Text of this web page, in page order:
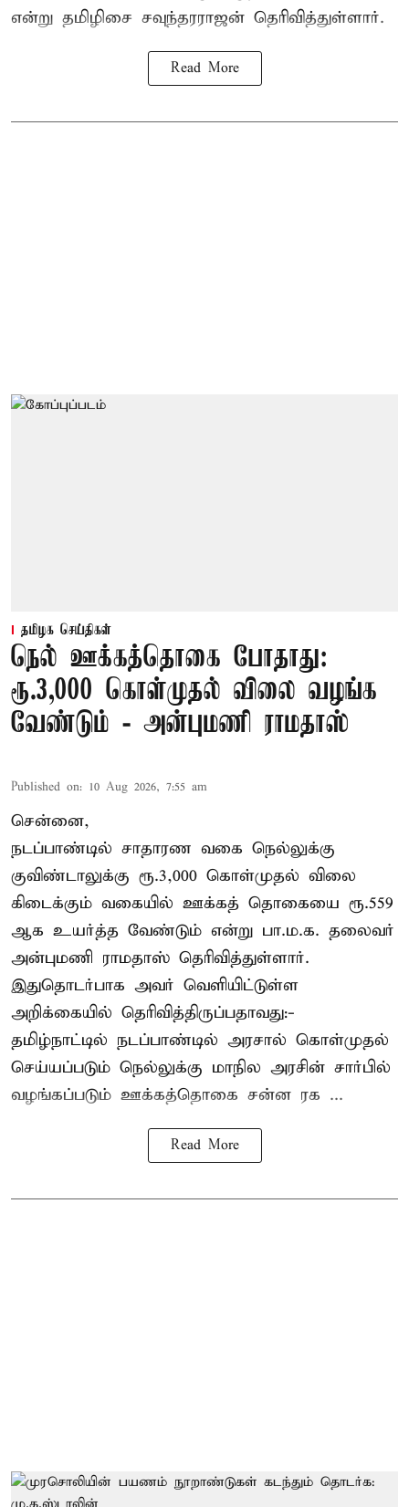
என்று தமிழிசை சவுந்தரராஜன் தெரிவித்துள்ளார்.
Read More
தமிழக செய்திகள்
நெல் ஊக்கத்தொகை போதாது:
ரூ.3,000 கொள்முதல் விலை வழங்க
வேண்டும் - அன்புமணி ராமதாஸ்
Published on: 10 Aug 2026, 7:55 am
சென்னை,
நடப்பாண்டில் சாதாரண வகை நெல்லுக்கு
குவிண்டாலுக்கு ரூ.3,000 கொள்முதல் விலை
கிடைக்கும் வகையில் ஊக்கத் தொகையை ரூ.559
ஆக உயர்த்த வேண்டும் என்று பா.ம.க. தலைவர்
அன்புமணி ராமதாஸ் தெரிவித்துள்ளார்.
இதுதொடர்பாக அவர் வெளியிட்டுள்ள
அறிக்கையில் தெரிவித்திருப்பதாவது:-
தமிழ்நாட்டில் நடப்பாண்டில் அரசால் கொள்முதல்
செய்யப்படும் நெல்லுக்கு மாநில அரசின் சார்பில்
வழங்கப்படும் ஊக்கத்தொகை சன்ன ரக ...
Read More